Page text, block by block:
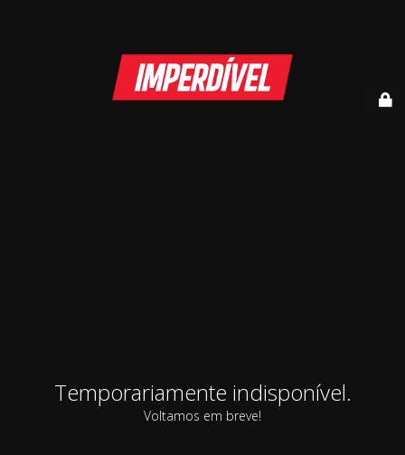
Temporariamente indisponível.
Voltamos em breve!